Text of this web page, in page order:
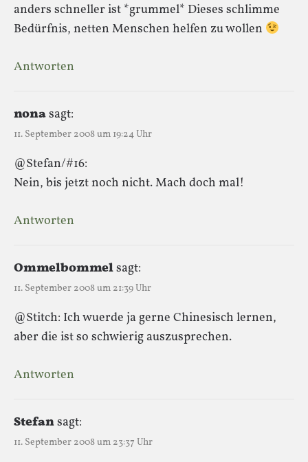
anders schneller ist *grummel* Dieses schlimme
Bedürfnis, netten Menschen helfen zu wollen
Antworten
nonasagt:
11. September 2008 um 19:24 Uhr
@Stefan/#16:
Nein, bis jetzt noch nicht. Mach doch mal!
Antworten
Ommelbommelsagt:
11. September 2008 um 21:39 Uhr
@Stitch: Ich wuerde ja gerne Chinesisch lernen,
aber die ist so schwierig auszusprechen.
Antworten
Stefansagt:
11. September 2008 um 23:37 Uhr